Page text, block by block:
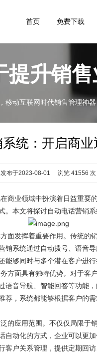
首页 免费下载
提升销
移动互联网时代销售管理神器
统：开启商
发布于2023-08-01 浏览 41556 次
业领域中扮演着日益重要
本文将探讨自动电话营销
面发挥着重要作用。传统的
销系统通过自动拨号、语音
够同时与多个潜在客户进
方面具有独特优势。对于客
语音导航、智能回答等功能
荐，系统都能够根据客户的
的应用范围。不仅仅局限于
自动化的方式，企业可以更
客户关系管理，提供定期回